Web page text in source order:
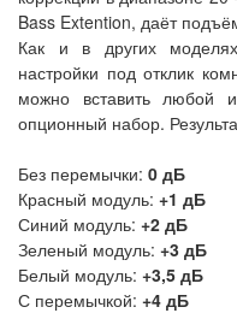
Bass Extention, даёт
Как и в других
настройки под отклик
можно вставить любой
опционный набор.
Без перемычки: 0 дБ
Красный модуль: +1 дБ
Синий модуль: +2 дБ
Зеленый модуль: +3 дБ
Белый модуль: +3,5 дБ
С перемычкой: +4 дБ